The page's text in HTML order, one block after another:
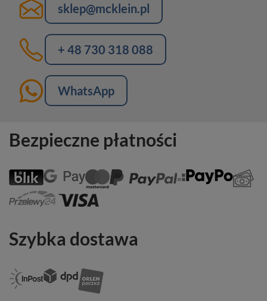
sklep@mcklein.pl
+ 48 730 318 088
WhatsApp
Bezpieczne płatności
Szybka dostawa